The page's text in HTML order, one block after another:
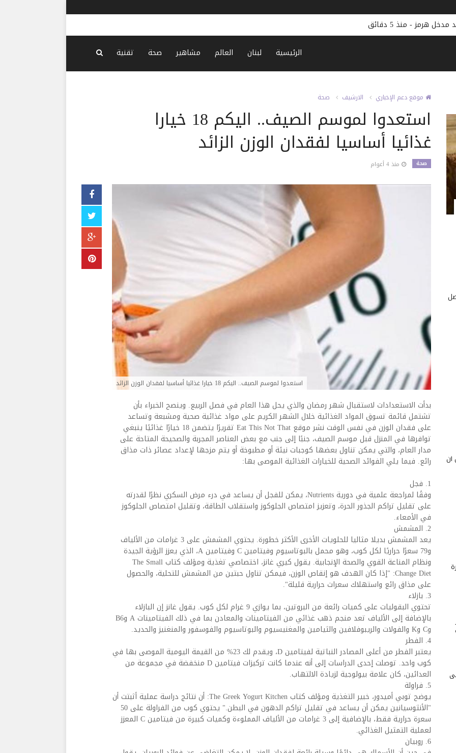
زيلينسكي: أوكرانيا تقترب من بناء درعها الصاروخية
الرئيسية لبنان العالم مشاهير صحة تقنية
موقع دعم الإخباري الارشيف صحة
استعدوا لموسم الصيف.. اليكم 18 خيارا
غذائيا أساسيا لفقدان الوزن الزائد
صحة منذ 4 أعوام
استعدوا لموسم الصيف.. اليكم 18 خيارا غذائيا أساسيا لفقدان الوزن الزائد
بدأت الاستعدادات لاستقبال شهر رمضان والذي يحل هذا العام في فصل الربيع. وينصح الخبراء بأن
تشتمل قائمة تسوق المواد الغذائية خلال الشهر الكريم على مواد غذائية صحية ومشبعة وتساعد
على فقدان الوزن في نفس الوقت نشر موقع Eat This Not That تقريرًا يتضمن 18 خيارًا غذائيًا ينبغي
توافرها في المنزل قبل موسم الصيف، جنبًا إلى جنب مع بعض العناصر المجربة والصحيحة المتاحة على
مدار العام، والتي يمكن تناول بعضها كوجبات نيئة أو مطبوخة أو يتم مزجها لإعداد عصائر ذات مذاق
رائع. فيما يلي الفوائد الصحية للخيارات الغذائية الموصى بها:
1. فجل
وفقًا لمراجعة علمية في دورية Nutrients، يمكن للفجل أن يساعد في درء مرض السكري نظرًا لقدرته
على تقليل تراكم الجذور الحرة، وتعزيز امتصاص الجلوكوز واستقلاب الطاقة، وتقليل امتصاص الجلوكوز
في الأمعاء.
2. المشمش
يعد المشمش بديلا مثاليا للحلويات الأخرى الأكثر خطورة. يحتوي المشمش على 3 غرامات من الألياف
و79 سعرًا حراريًا لكل كوب، وهو محمل بالبوتاسيوم وفيتامين C وفيتامين A، الذي يعزز الرؤية الجيدة
ونظام المناعة القوي والصحة الإنجابية. يقول كيري غانز، اختصاصي تغذية ومؤلف كتاب The Small
Change Diet: "إذا كان الهدف هو إنقاص الوزن، فيمكن تناول حبتين من المشمش للتحلية، والحصول
على مذاق رائع واستهلاك سعرات حرارية قليلة".
3. بازلاء
تحتوي البقوليات على كميات رائعة من البروتين، بما يوازي 9 غرام لكل كوب. يقول غانز إن البازلاء
بالإضافة إلى الألياف تعد منجم ذهب غذائي من الفيتامينات والمعادن بما في ذلك الفيتامينات A وB6
وC وK والفولات والريبوفلافين والثيامين والمغنيسيوم والبوتاسيوم والفوسفور والمنغنيز والحديد.
4. الفطر
يعتبر الفطر من أعلى المصادر النباتية لفيتامين D، ويقدم لك 23% من القيمة اليومية الموصى بها في
كوب واحد. توصلت إحدى الدراسات إلى أنه عندما كانت تركيزات فيتامين D منخفضة في مجموعة من
العدائين، كان علامة بيولوجية لزيادة الالتهاب.
5. فراولة
يوضح توبي أميدور، خبير التغذية ومؤلف كتاب The Greek Yogurt Kitchen: أن نتائج دراسة عملية أثبتت أن
"الأنثوسيانين يمكن أن يساعد في تقليل تراكم الدهون في البطن." يحتوي كوب من الفراولة على 50
سعرة حرارية فقط، بالإضافية إلى 3 غرامات من الألياف المملوءة وكميات كبيرة من فيتامين C المعزز
لعملية التمثيل الغذائي.
6. روبيان
أن